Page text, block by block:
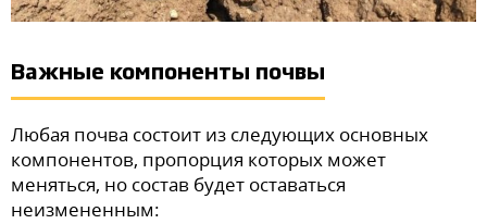
Важные компоненты почвы
Любая почва состоит из следующих основных
компонентов, пропорция которых может
меняться, но состав будет оставаться
неизмененным: